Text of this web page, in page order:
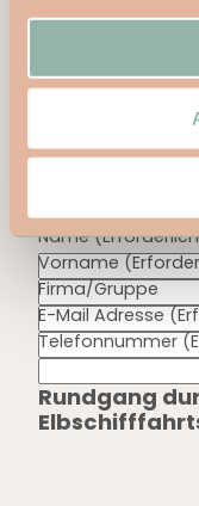
Deine Daten
Name
Vorname
Firma/Gruppe
E-Mail Adresse
Telefonnummer
Rundgang